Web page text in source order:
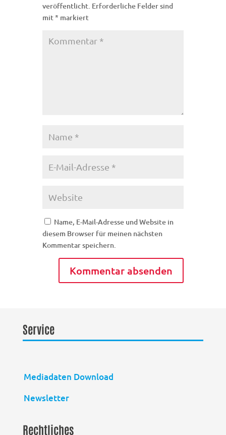
veröffentlicht. Erforderliche Felder sind
mit* markiert
Name, E-Mail-Adresse und Website in
diesem Browser für meinen nächsten
Kommentar speichern.
Service
Mediadaten Download
Newsletter
Rechtliches